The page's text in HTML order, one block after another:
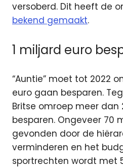
versoberd. Dit heeft de
bekend gemaakt.
1 miljard euro
“Auntie” moet tot 2022
euro gaan besparen.
Britse omroep meer dan
besparen. Ongeveer 70
gevonden door de
verminderen en het
sportrechten wordt met